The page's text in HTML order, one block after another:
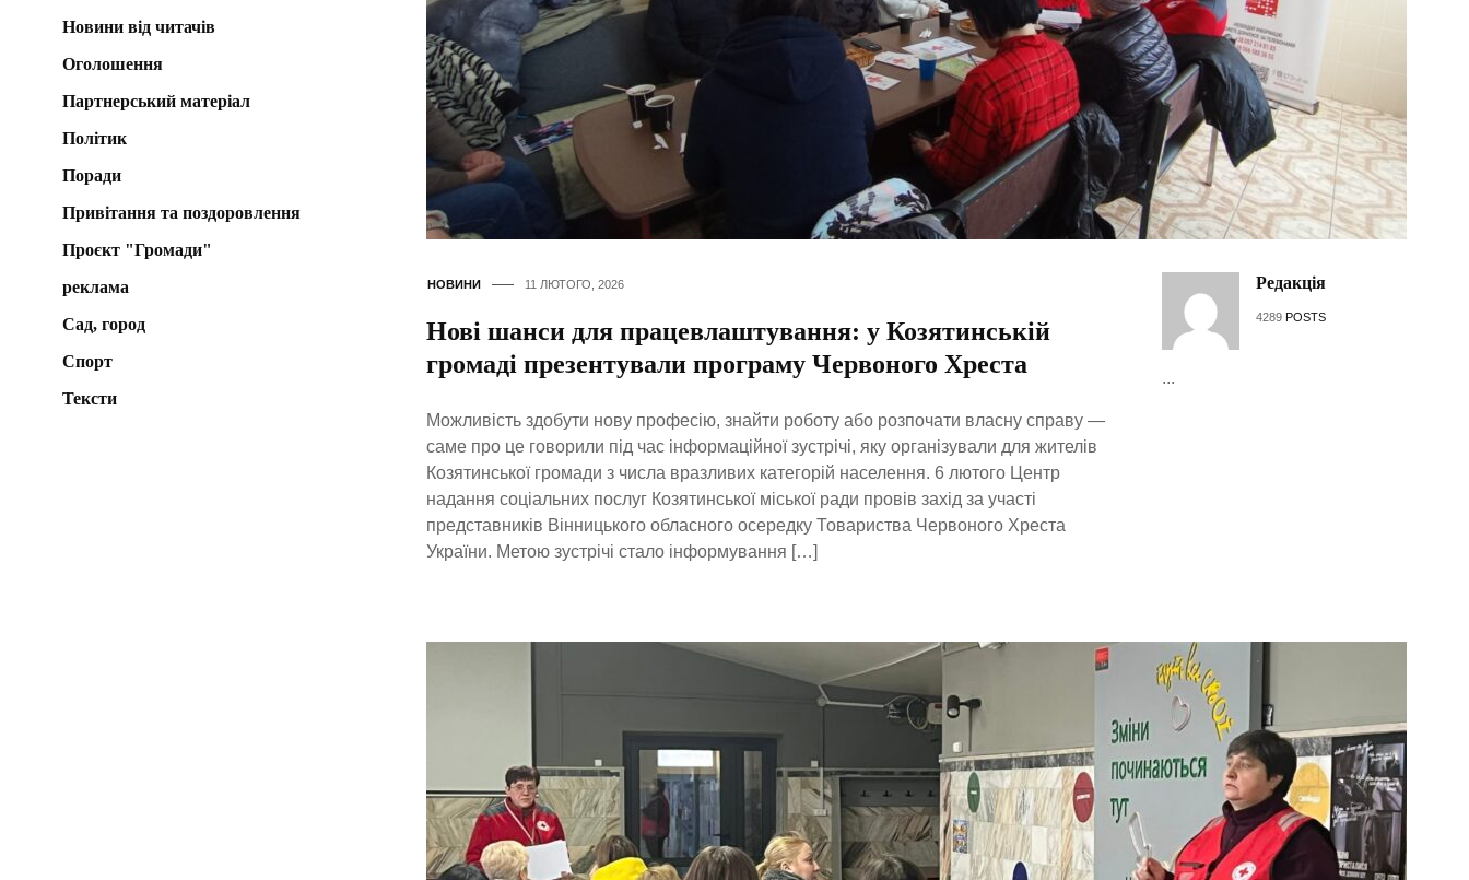
НОВИНИ 11 ЛЮТОГО, 2026
Нові шанси для працевлаштування: у Козятинській
громаді презентували програму Червоного Хреста
Можливість здобути нову професію, знайти роботу або розпочати власну справу —
саме про це говорили під час інформаційної зустрічі, яку організували для жителів
Козятинської громади з числа вразливих категорій населення. 6 лютого Центр
надання соціальних послуг Козятинської міської ради провів захід за участі
представників Вінницького обласного осередку Товариства Червоного Хреста
України. Метою зустрічі стало інформування […]
Редакція
4289 POSTS
...
Новини від читачів
Оголошення
Партнерський матеріал
Політик
Поради
Привітання та поздоровлення
Проєкт "Громади"
реклама
Сад, город
Спорт
Тексти